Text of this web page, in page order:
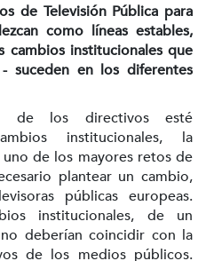
de Televisión Pública para
como líneas estables,
cambios institucionales que
suceden en los diferentes
de los directivos esté
institucionales, la
de los mayores retos de
plantear un cambio,
públicas europeas.
institucionales, de un
deberían coincidir con la
de los medios públicos.